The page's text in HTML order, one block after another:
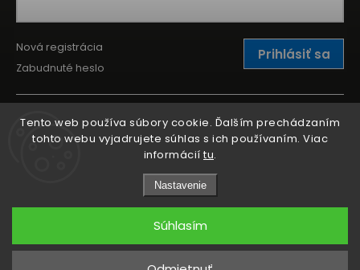
Tento web používa súbory cookie. Ďalším prechádzaním
tohto webu vyjadrujete súhlas s ich používaním. Viac
informácií tu.
Nastavenie
Súhlasím
Prihlásiť sa
Nová registrácia
Zabudnuté heslo
Copyright 2026Kitchen Point. Všetky práva vyhradené.